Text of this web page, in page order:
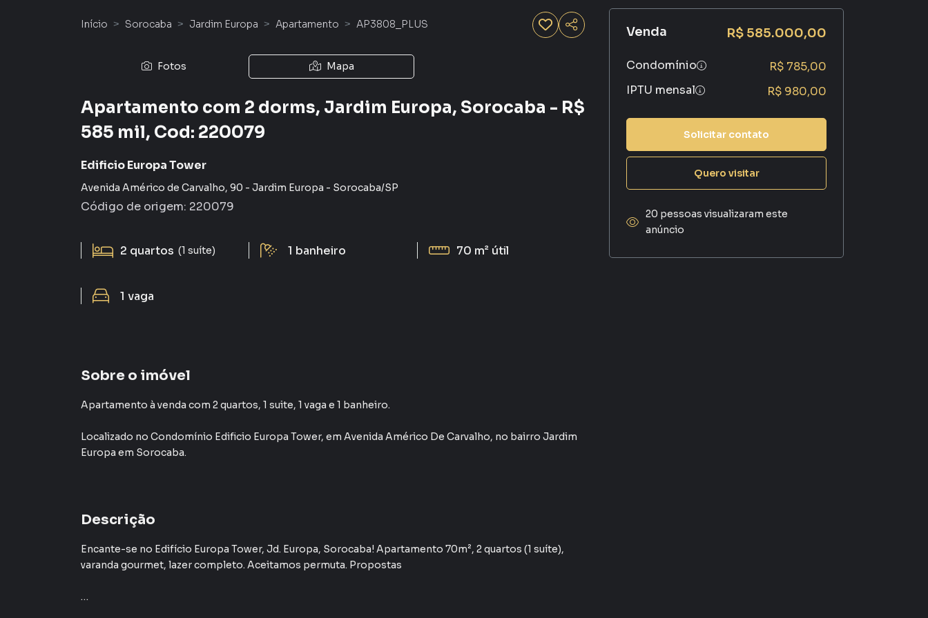
Início Sorocaba Jardim Europa Apartamento AP3808_PLUS
Fotos Mapa
Apartamento com 2 dorms, Jardim Europa, Sorocaba - R$
585 mil, Cod: 220079
Edificio Europa Tower
Avenida Américo de Carvalho, 90 - Jardim Europa - Sorocaba/SP
Código de origem: 220079
2 quartos (1 suíte) 1 banheiro 70 m² útil
1 vaga
Sobre o imóvel
Apartamento à venda com 2 quartos, 1 suite, 1 vaga e 1 banheiro.
Localizado no Condomínio Edificio Europa Tower, em Avenida Américo De Carvalho, no bairro Jardim
Europa em Sorocaba.
Descrição
Encante-se no Edifício Europa Tower, Jd. Europa, Sorocaba! Apartamento 70m², 2 quartos (1 suíte),
varanda gourmet, lazer completo. Aceitamos permuta. Propostas
Venda R$ 585.000,00
Condomínio
R$ 785,00
IPTU mensal
R$ 980,00
Solicitar contato
Quero visitar
20 pessoas visualizaram este
anúncio